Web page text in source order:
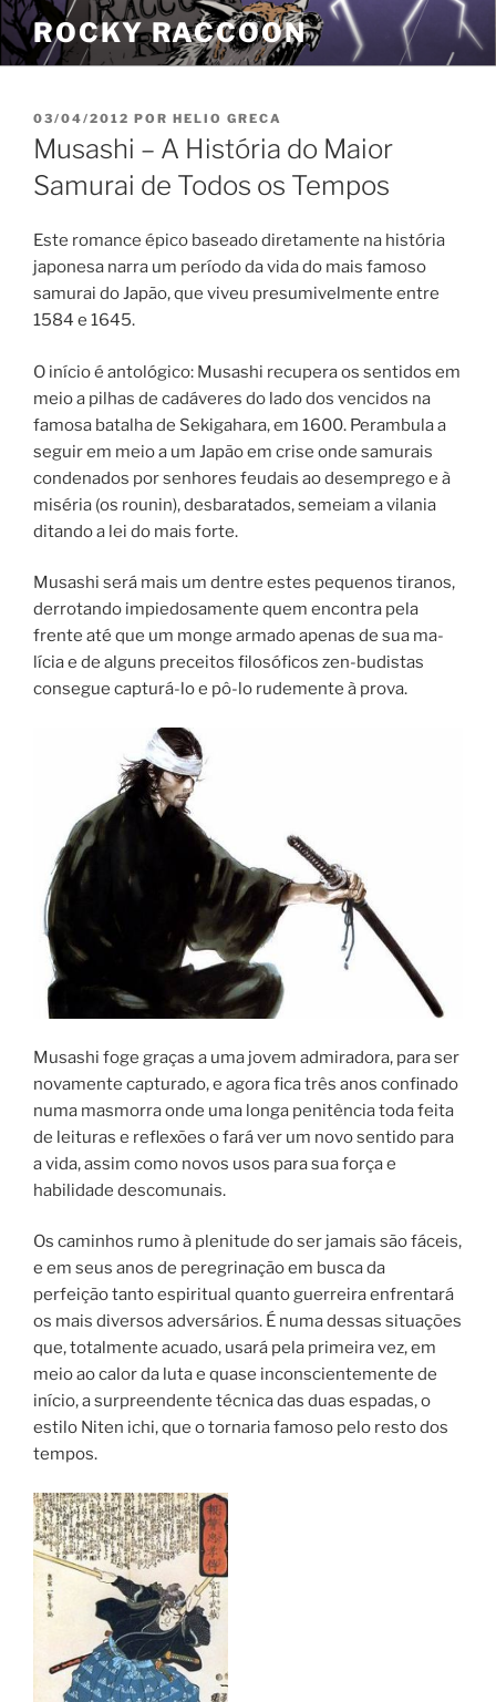
Pular
para
o
ROCKY RACCOON
PUBLICADO
EM
03/04/2012 POR HELIO GRECA
Musashi – A História do Maior
Samurai de Todos os Tempos
Este romance épico baseado diretamente na his­tória
japonesa narra um período da vida do mais famoso
samurai do Japão, que viveu presumivelmente entre
1584 e 1645.
O início é antológico: Musashi recupera os sentidos em
meio a pilhas de cadáveres do lado dos vencidos na
famosa batalha de Sekigahara, em 1600. Perambula a
seguir em meio a um Japão em crise onde samurais
condenados por senhores feudais ao desemprego e à
miséria (os rounin), desbaratados, semeiam a vilania
ditando a lei do mais forte.
Musashi será mais um dentre estes pequenos tiranos,
derrotando impiedosamente quem encontra pela
frente até que um monge armado apenas de sua ma­
lícia e de alguns preceitos filosóficos zen-budistas
consegue capturá-lo e pô-lo rudemente à prova.
Musashi foge graças a uma jovem admiradora, para ser
novamente capturado, e agora fica três anos confinado
numa masmorra onde uma longa penitência toda feita
de leituras e reflexões o fará ver um novo sentido para
a vida, assim como novos usos para sua força e
habilidade descomunais.
Os caminhos rumo à plenitude do ser jamais são fáceis,
e em seus anos de peregrinação em busca da
perfeição tanto espiritual quanto guerreira enfrentará
os mais diversos adversários. É numa dessas situações
que, totalmente acuado, usará pela primeira vez, em
meio ao calor da luta e quase inconscientemente de
início, a surpreendente técnica das duas espadas, o
estilo Niten ichi, que o tornaria famoso pelo resto dos
tempos.